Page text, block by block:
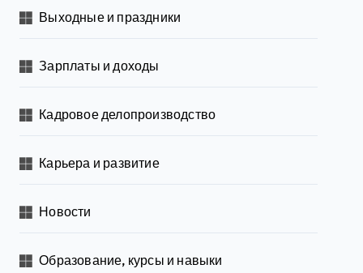
Выходные и праздники
Зарплаты и доходы
Кадровое делопроизводство
Карьера и развитие
Новости
Образование, курсы и навыки